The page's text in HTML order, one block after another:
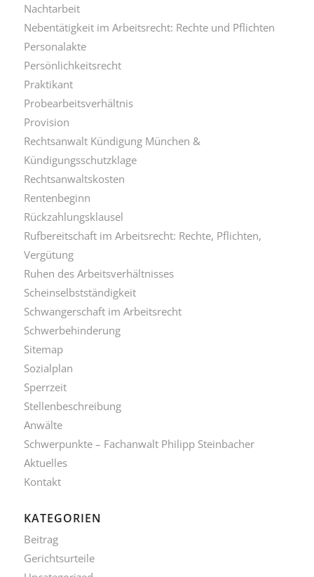
Nachtarbeit
Nebentätigkeit im Arbeitsrecht: Rechte und Pflichten
Personalakte
Persönlichkeitsrecht
Praktikant
Probearbeitsverhältnis
Provision
Rechtsanwalt Kündigung München &
Kündigungsschutzklage
Rechtsanwaltskosten
Rentenbeginn
Rückzahlungsklausel
Rufbereitschaft im Arbeitsrecht: Rechte, Pflichten,
Vergütung
Ruhen des Arbeitsverhältnisses
Scheinselbstständigkeit
Schwangerschaft im Arbeitsrecht
Schwerbehinderung
Sitemap
Sozialplan
Sperrzeit
Stellenbeschreibung
Anwälte
Schwerpunkte – Fachanwalt Philipp Steinbacher
Aktuelles
Kontakt
KATEGORIEN
Beitrag
Gerichtsurteile